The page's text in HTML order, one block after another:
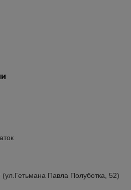
(ул.Гетьмана Павла Полуботка, 52)